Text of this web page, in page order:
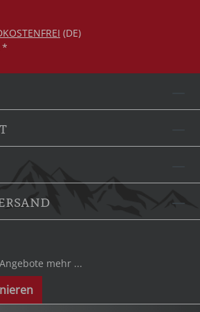
(DE)
*
mehr ...